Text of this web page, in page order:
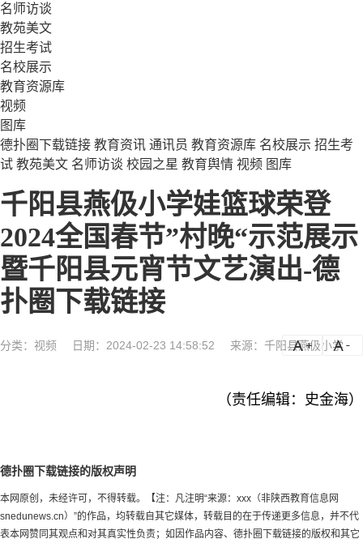
名师访谈
教苑美文
招生考试
名校展示
教育资源库
视频
图库
德扑圈下载链接 教育资讯 通讯员 教育资源库 名校展示 招生考
试 教苑美文 名师访谈 校园之星 教育舆情 视频 图库
千阳县燕伋小学娃篮球荣登
2024全国春节”村晚“示范展示
暨千阳县元宵节文艺演出-德
扑圈下载链接
分类： 视频 日期：2024-02-23 14:58:52 来源：千阳县燕伋小学
a
（责任编辑：史金海）
德扑圈下载链接的版权声明
本网原创，未经许可，不得转载。【注：凡注明“来源：xxx（非陕西教育信息网
snedunews.cn）”的作品，均转载自其它媒体，转载目的在于传递更多信息，并不代
表本网赞同其观点和对其真实性负责；如因作品内容、德扑圈下载链接的版权和其它